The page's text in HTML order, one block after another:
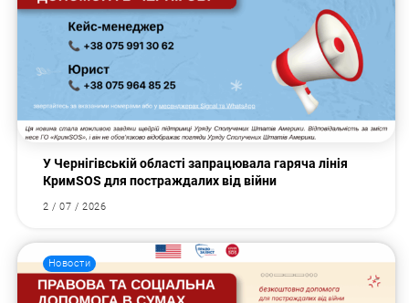
У Чернігівській області запрацювала гаряча лінія
КримSOS для постраждалих від війни
2 / 07 / 2026
Новости